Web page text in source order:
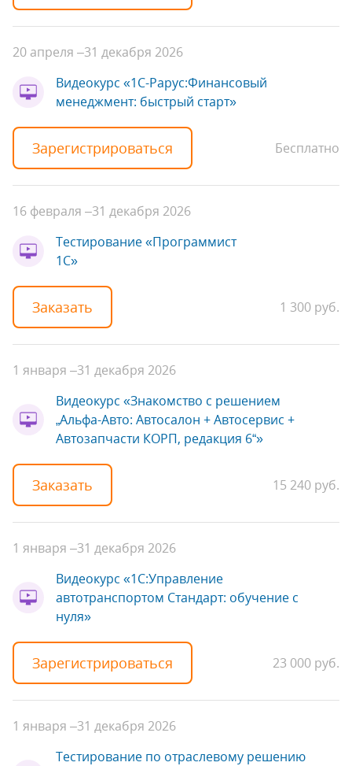
20 апреля –31 декабря 2026
Видеокурс «1С-Рарус:Финансовый
менеджмент: быстрый старт»
Бесплатно
Зарегистрироваться
16 февраля –31 декабря 2026
Тестирование «Программист
1С»‎
1 300 руб.
Заказать
1 января –31 декабря 2026
Видеокурс «Знакомство с решением
„Альфа-Авто: Автосалон + Автосервис +
Автозапчасти КОРП, редакция 6“»
15 240 руб.
Заказать
1 января –31 декабря 2026
Видеокурс «1С:Управление
автотранспортом Стандарт: обучение с
нуля»
23 000 руб.
Зарегистрироваться
1 января –31 декабря 2026
Тестирование по отраслевому решению